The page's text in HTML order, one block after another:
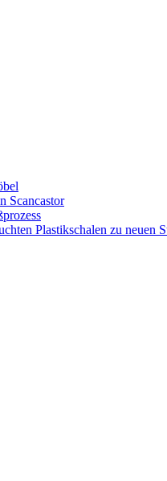
Scancastor
Plastikschalen zu neuen